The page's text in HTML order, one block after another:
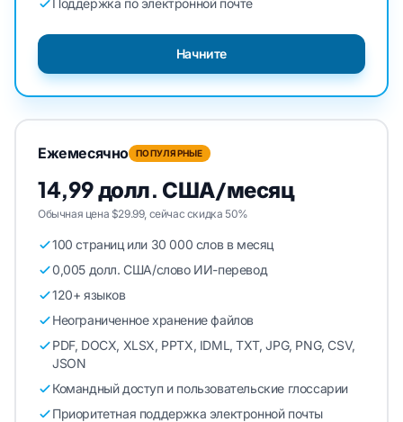
Поддержка по электронной почте
Начните
Ежемесячно ПОПУЛЯРНЫЕ
14,99 долл. США/месяц
Обычная цена $29.99, сейчас скидка 50%
100 страниц или 30 000 слов в месяц
0,005 долл. США/слово ИИ-перевод
120+ языков
Неограниченное хранение файлов
PDF, DOCX, XLSX, PPTX, IDML, TXT, JPG, PNG, CSV,
JSON
Командный доступ и пользовательские глоссарии
Приоритетная поддержка электронной почты